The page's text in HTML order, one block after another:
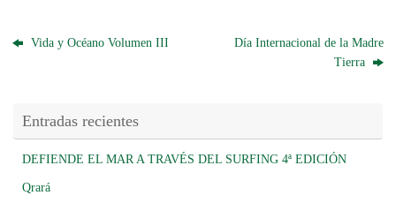
Vida y Océano Volumen III
Día Internacional de la Madre
Tierra
Entradas recientes
DEFIENDE EL MAR A TRAVÉS DEL SURFING 4ª EDICIÓN
Qrará